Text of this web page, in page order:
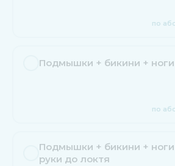
по
Подмышки + бикини +
по
Подмышки + бикини +
руки до локтя